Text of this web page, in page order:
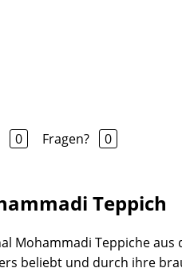
0 Fragen? 0
Teppich
Mohammadi Teppiche aus
beliebt und durch ihre